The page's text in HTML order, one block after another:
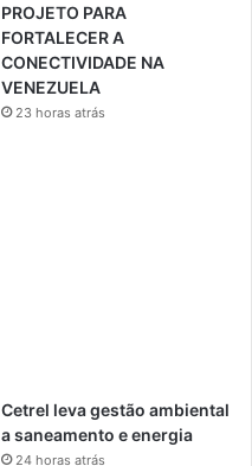
PROJETO PARA
FORTALECER A
CONECTIVIDADE NA
VENEZUELA
23 horas atrás
Cetrel leva gestão ambiental
a saneamento e energia
24 horas atrás